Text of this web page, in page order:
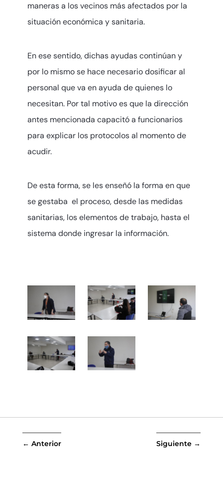
maneras a los vecinos más afectados por la
situación económica y sanitaria.
En ese sentido, dichas ayudas continúan y
por lo mismo se hace necesario dosificar al
personal que va en ayuda de quienes lo
necesitan. Por tal motivo es que la dirección
antes mencionada capacitó a funcionarios
para explicar los protocolos al momento de
acudir.
De esta forma, se les enseñó la forma en que
se gestaba el proceso, desde las medidas
sanitarias, los elementos de trabajo, hasta el
sistema donde ingresar la información.
← Anterior Siguiente →